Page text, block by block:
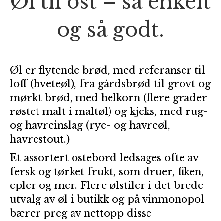
og så godt.
Øl er flytende brød, med referanser til
loff (hveteøl), fra gårdsbrød til grovt og
mørkt brød, med helkorn (flere grader
røstet malt i maltøl) og kjeks, med rug-
og havreinslag (rye- og havreøl,
havrestout.)
Et assortert ostebord ledsages ofte av
fersk og tørket frukt, som druer, fiken,
epler og mer. Flere ølstiler i det brede
utvalg av øl i butikk og på vinmonopol
bærer preg av nettopp disse